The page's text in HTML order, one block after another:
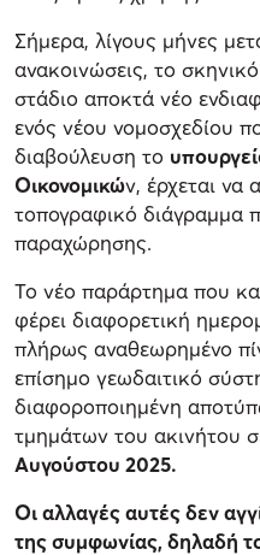
Σήμερα, λίγους μήνες
ανακοινώσεις, το
στάδιο αποκτά νέο
ενός νέου νομοσχεδίου
διαβούλευση το
Οικονομικών, έρχεται να
τοπογραφικό διάγραμμα
παραχώρησης.
Το νέο παράρτημα που
φέρει διαφορετική
πλήρως αναθεωρημένο
επίσημο γεωδαιτικό
διαφοροποιημένη
τμημάτων του ακινήτου
Αυγούστου 2025.
Οι αλλαγές αυτές δεν
της συμφωνίας, δηλαδή